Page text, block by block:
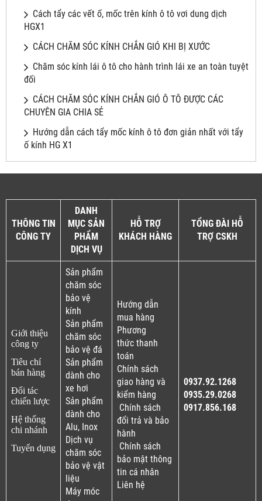
Cách tẩy các vết ố, mốc trên kính ô tô vơi dung dịch
HGX1
CÁCH CHĂM SÓC KÍNH CHẮN GIÓ KHI BỊ XƯỚC
Chăm sóc kính lái ô tô cho hành trình lái xe an toàn tuyệt
đối
CÁCH CHĂM SÓC KÍNH CHẮN GIÓ Ô TÔ ĐƯỢC CÁC
CHUYÊN GIA CHIA SẺ
Hướng dẫn cách tẩy mốc kính ô tô đơn giản nhất với tẩy
ố kính HG X1
THÔNG TIN
CÔNG TY
DANH
MỤC SẢN
PHẨM
DỊCH VỤ
HỖ TRỢ
KHÁCH HÀNG
TỔNG ĐÀI HỖ
TRỢ CSKH
Giới thiệu
công ty
Tiêu chí
bán hàng
Đối tác
chiến lược
Hệ thống
chi nhánh
Tuyển dụng
Sản phẩm
chăm sóc
bảo vệ
kính
Sản phẩm
chăm sóc
bảo vệ đá
Sản phẩm
dành cho
xe hơi
Sản phẩm
dành cho
Alu, Inox
Dịch vụ
chăm sóc
bảo vệ vật
liệu
Máy móc
Hướng dẫn
mua hàng
Phương
thức thanh
toán
Chính sách
giao hàng và
kiểm hàng
Chính sách
đổi trả và bảo
hành
Chính sách
bảo mật thông
tin cá nhân
Liên hệ
0937.92.1268
0935.29.0268
0917.856.168